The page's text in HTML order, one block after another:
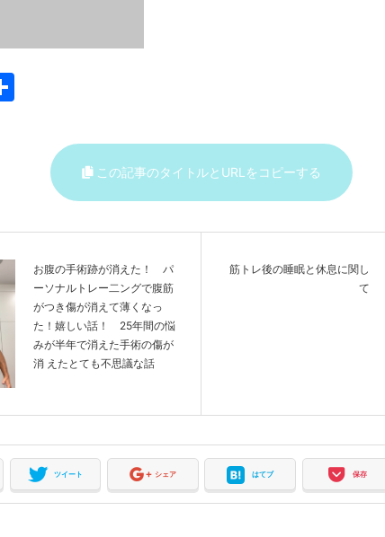
この記事のタイトルとURLをコピーする
お腹の手術跡が消えた！ パ
ーソナルトレー二ングで腹筋
がつき傷が消えて薄くなっ
た！嬉しい話！ 25年間の悩
みが半年で消えた手術の傷が
消 えたとても不思議な話
筋トレ後の睡眠と休息に関し
て
ツイート シェア はてブ 保存